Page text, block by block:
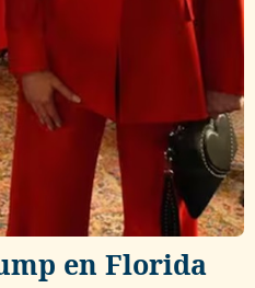
en Florida